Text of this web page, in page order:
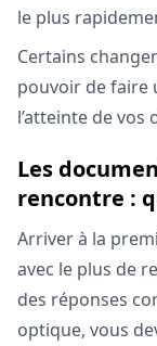
le plus
Certains
pouvoir de faire
l’atteinte de vos
Les
rencontre :
Arriver à la
avec le plus de
des réponses
optique, vous